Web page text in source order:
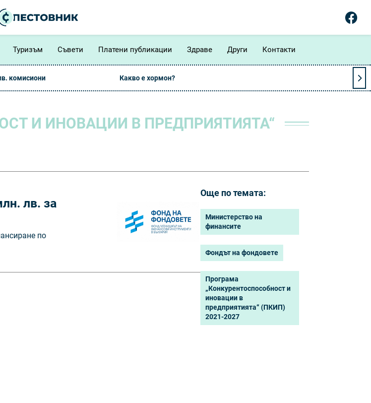
Туризъм Съвети Платени публикации Здраве Други Контакти
комисиони Какво е хормон?
И ИНОВАЦИИ В ПРЕДПРИЯТИЯТА“
лв. за
по
Още по темата:
Министерство на
финансите
Фондът на фондовете
Програма
„Конкурентоспособност и
иновации в
предприятията“ (ПКИП)
2021-2027